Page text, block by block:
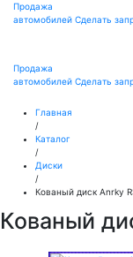
Продажа
автомобилей Сделать
Продажа
автомобилей Сделать
Главная
/
Каталог
/
Диски
/
Кованый диск Anrky
Кованый